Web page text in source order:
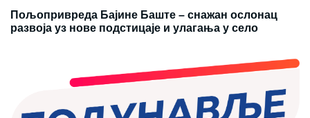
Пољопривреда Бајине Баште – снажан ослонац
развоја уз нове подстицаје и улагања у село